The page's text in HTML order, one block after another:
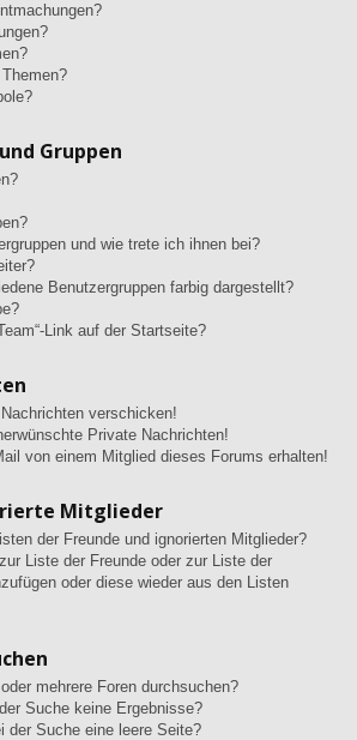
Gruppen
und wie trete ich ihnen bei?
Benutzergruppen farbig dargestellt?
Link auf der Startseite?
verschicken!
Private Nachrichten!
von einem Mitglied dieses Forums erhalten!
Mitglieder
der Freunde und ignorierten Mitglieder?
Liste der Freunde oder zur Liste der
oder diese wieder aus den Listen
mehrere Foren durchsuchen?
Suche keine Ergebnisse?
der Suche eine leere Seite?